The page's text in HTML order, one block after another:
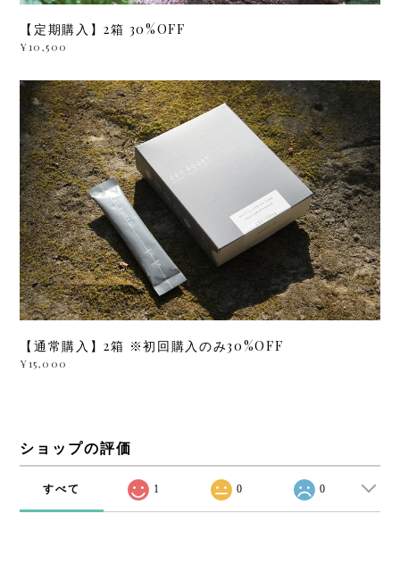
【定期購入】2箱 30%OFF
¥10,500
【通常購入】2箱 ※初回購入のみ30%OFF
¥15,000
ショップの評価
すべて 1 0 0